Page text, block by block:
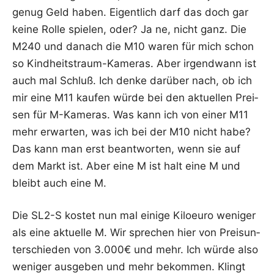
genug Geld haben. Eigent­lich darf das doch gar
kei­ne Rol­le spie­len, oder? Ja ne, nicht ganz. Die
M240 und danach die M10 waren für mich schon
so Kind­heits­traum-Kame­ras. Aber irgend­wann ist
auch mal Schluß. Ich den­ke dar­über nach, ob ich
mir eine M11 kau­fen wür­de bei den aktu­el­len Prei­
sen für M-Kame­ras. Was kann ich von einer M11
mehr erwar­ten, was ich bei der M10 nicht habe?
Das kann man erst beant­wor­ten, wenn sie auf
dem Markt ist. Aber eine M ist halt eine M und
bleibt auch eine M.
Die SL2-S kos­tet nun mal eini­ge Kilo­eu­ro weni­ger
als eine aktu­el­le M. Wir spre­chen hier von Preis­un­
ter­schie­den von 3.000€ und mehr. Ich wür­de also
weni­ger aus­ge­ben und mehr bekom­men. Klingt